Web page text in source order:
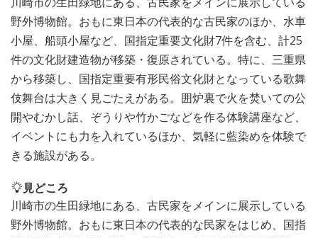
野外博物館。おもに東日本の代表的な古民家のほか、水車
小屋、船頭小屋など、国指定重要文化財7件を含む、計25
件の文化財建造物が移築・復原されている。特に、三重県
から移築し、国指定重要有形民俗文化財となっている歌舞
伎舞台は大きく見ごたえがある。囲炉裏で火を焚いての公
開やむかし話、ぞうりや竹かごなどを作る体験講座など、
イベントにも力を入れているほか、気軽に藍染めを体験で
きる施設がある。
見どころ
川崎市の生田緑地にある、古民家をメインに展示している
野外博物館。おもに東日本の代表的な民家をはじめ、国指